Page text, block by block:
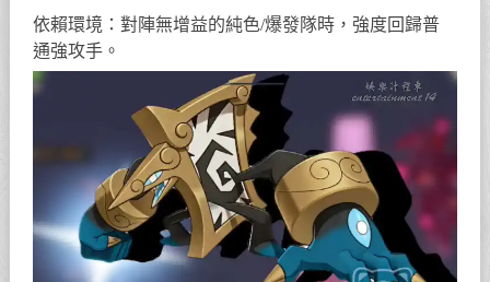
依賴環境：對陣無增益的純色/爆發隊時，強度回歸普
通強攻手。